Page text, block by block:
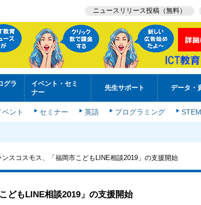
ニュースリリース投稿（無料）
グラ
イベント・セミ
ナー
先生サポート データ・
ベント セミナー 英語 プログラミング STEM
ンスコスモス、「福岡市こどもLINE相談2019」の支援開始
どもLINE相談2019」の支援開始